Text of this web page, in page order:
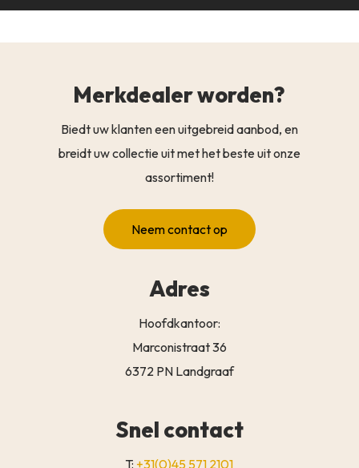
Merkdealer worden?
Biedt uw klanten een uitgebreid aanbod, en
breidt uw collectie uit met het beste uit onze
assortiment!
Neem contact op
Adres
Hoofdkantoor:
Marconistraat 36
6372 PN Landgraaf
Snel contact
T: +31(0)45 571 2101